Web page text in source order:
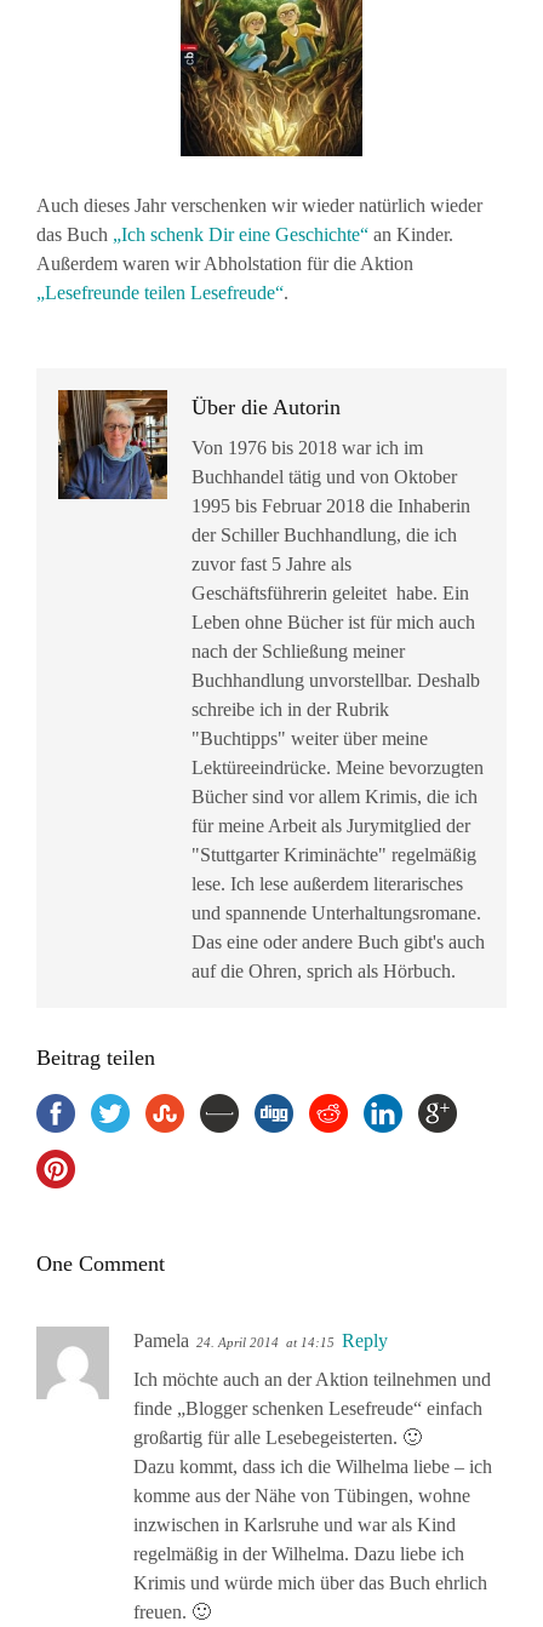
Auch dieses Jahr verschenken wir wieder natürlich wieder
das Buch „Ich schenk Dir eine Geschichte“ an Kinder.
Außerdem waren wir Abholstation für die Aktion
„Lesefreunde teilen Lesefreude“.
Über die Autorin
Von 1976 bis 2018 war ich im
Buchhandel tätig und von Oktober
1995 bis Februar 2018 die Inhaberin
der Schiller Buchhandlung, die ich
zuvor fast 5 Jahre als
Geschäftsführerin geleitet habe. Ein
Leben ohne Bücher ist für mich auch
nach der Schließung meiner
Buchhandlung unvorstellbar. Deshalb
schreibe ich in der Rubrik
"Buchtipps" weiter über meine
Lektüreeindrücke. Meine bevorzugten
Bücher sind vor allem Krimis, die ich
für meine Arbeit als Jurymitglied der
"Stuttgarter Kriminächte" regelmäßig
lese. Ich lese außerdem literarisches
und spannende Unterhaltungsromane.
Das eine oder andere Buch gibt's auch
auf die Ohren, sprich als Hörbuch.
Beitrag teilen
One Comment
Pamela 24. April 2014 at 14:15 Reply
Ich möchte auch an der Aktion teilnehmen und
finde „Blogger schenken Lesefreude“ einfach
großartig für alle Lesebegeisterten. 🙂
Dazu kommt, dass ich die Wilhelma liebe – ich
komme aus der Nähe von Tübingen, wohne
inzwischen in Karlsruhe und war als Kind
regelmäßig in der Wilhelma. Dazu liebe ich
Krimis und würde mich über das Buch ehrlich
freuen. 🙂